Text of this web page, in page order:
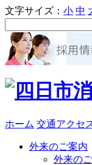
文字サイズ： 小 中
ホーム 交通アクセ
外来のご案内
外来の